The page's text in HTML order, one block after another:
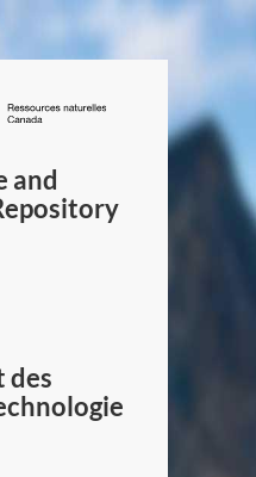
/
Canada
and
des